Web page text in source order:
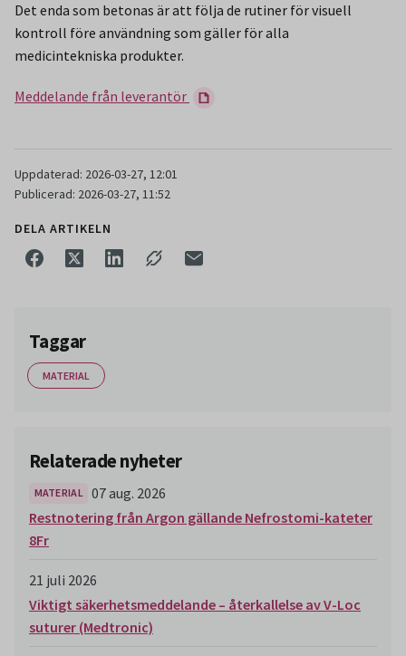
Det enda som betonas är att följa de rutiner för visuell
kontroll före användning som gäller för alla
medicintekniska produkter.
Meddelande från leverantör
Uppdaterad: 2026-03-27, 12:01
Publicerad: 2026-03-27, 11:52
DELA ARTIKELN
Taggar
MATERIAL
Relaterade nyheter
MATERIAL
07 aug. 2026
Restnotering från Argon gällande Nefrostomi-kateter
8Fr
21 juli 2026
Viktigt säkerhetsmeddelande – återkallelse av V-Loc
suturer (Medtronic)